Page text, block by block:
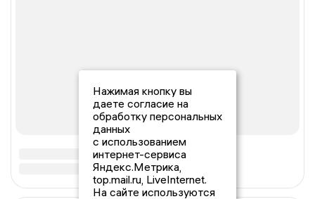
Нажимая кнопку вы
даете согласие на
обработку персональных
данных
с использованием
интернет-сервиса
Яндекс.Метрика,
top.mail.ru, LiveInternet.
На сайте используются